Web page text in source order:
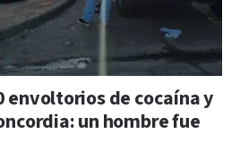
envoltorios de cocaína y
un hombre fue